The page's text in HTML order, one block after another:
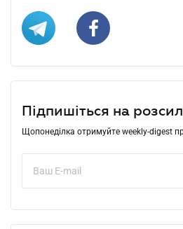
Підпишіться на
Щопонеділка отримуйте weekly-digest